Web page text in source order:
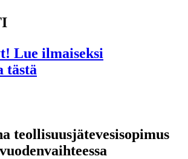
Lue ilmaiseksi
tästä
teollisuusjätevesisopimus